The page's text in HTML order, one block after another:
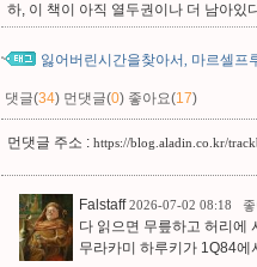
하, 이 책이 아직 열두권이나 더 남아있
잃어버린시간을찾아서, 마르셀프
댓글(34) 먼댓글(0) 좋아요(17)
먼댓글 주소 : https://blog.aladin.co.kr/
Falstaff 2026-07-02 08:18
다 읽으면 무릎하고 허리에
무라카미 하루키가 1Q84